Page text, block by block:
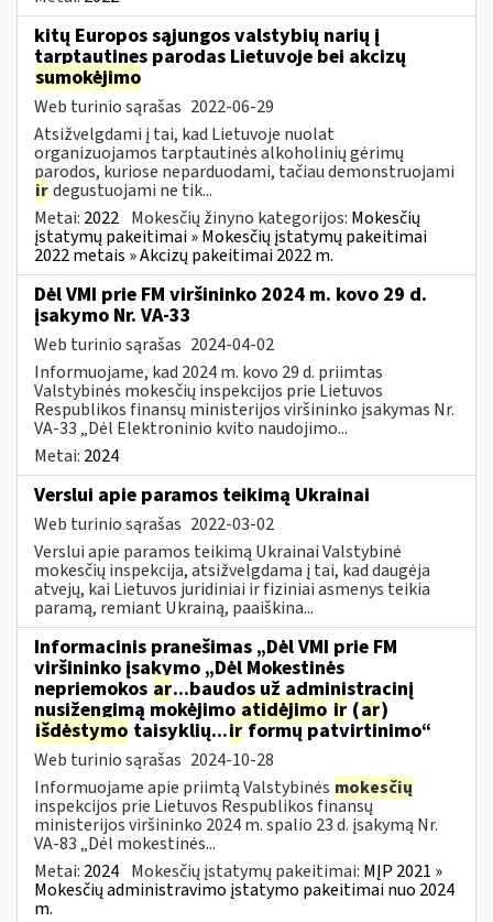
kitų Europos sąjungos valstybių narių į
tarptautines parodas Lietuvoje bei akcizų
sumokėjimo
Web turinio sąrašas 2022-06-29
Atsižvelgdami į tai, kad Lietuvoje nuolat
organizuojamos tarptautinės alkoholinių gėrimų
parodos, kuriose neparduodami, tačiau demonstruojami
irdegustuojami ne tik...
Metai: 2022 Mokesčių žinyno kategorijos: Mokesčių
įstatymų pakeitimai » Mokesčių įstatymų pakeitimai
2022 metais » Akcizų pakeitimai 2022 m.
Dėl VMI prie FM viršininko 2024 m. kovo 29 d.
įsakymo Nr. VA-33
Web turinio sąrašas 2024-04-02
Informuojame, kad 2024 m. kovo 29 d. priimtas
Valstybinės mokesčių inspekcijos prie Lietuvos
Respublikos finansų ministerijos viršininko įsakymas Nr.
VA-33 „Dėl Elektroninio kvito naudojimo...
Metai: 2024
Verslui apie paramos teikimą Ukrainai
Web turinio sąrašas 2022-03-02
Verslui apie paramos teikimą Ukrainai Valstybinė
mokesčių inspekcija, atsižvelgdama į tai, kad daugėja
atvejų, kai Lietuvos juridiniai ir fiziniai asmenys teikia
paramą, remiant Ukrainą, paaiškina...
Informacinis pranešimas „Dėl VMI prie FM
viršininko įsakymo „Dėl Mokestinės
nepriemokos ar...baudos už administracinį
nusižengimą mokėjimo atidėjimo ir (ar)
išdėstymo taisyklių...irformų patvirtinimo“
Web turinio sąrašas 2024-10-28
Informuojame apie priimtą Valstybinės mokesčių
inspekcijos prie Lietuvos Respublikos finansų
ministerijos viršininko 2024 m. spalio 23 d. įsakymą Nr.
VA-83 „Dėl mokestinės...
Metai: 2024 Mokesčių įstatymų pakeitimai: MĮP 2021 »
Mokesčių administravimo įstatymo pakeitimai nuo 2024
m.